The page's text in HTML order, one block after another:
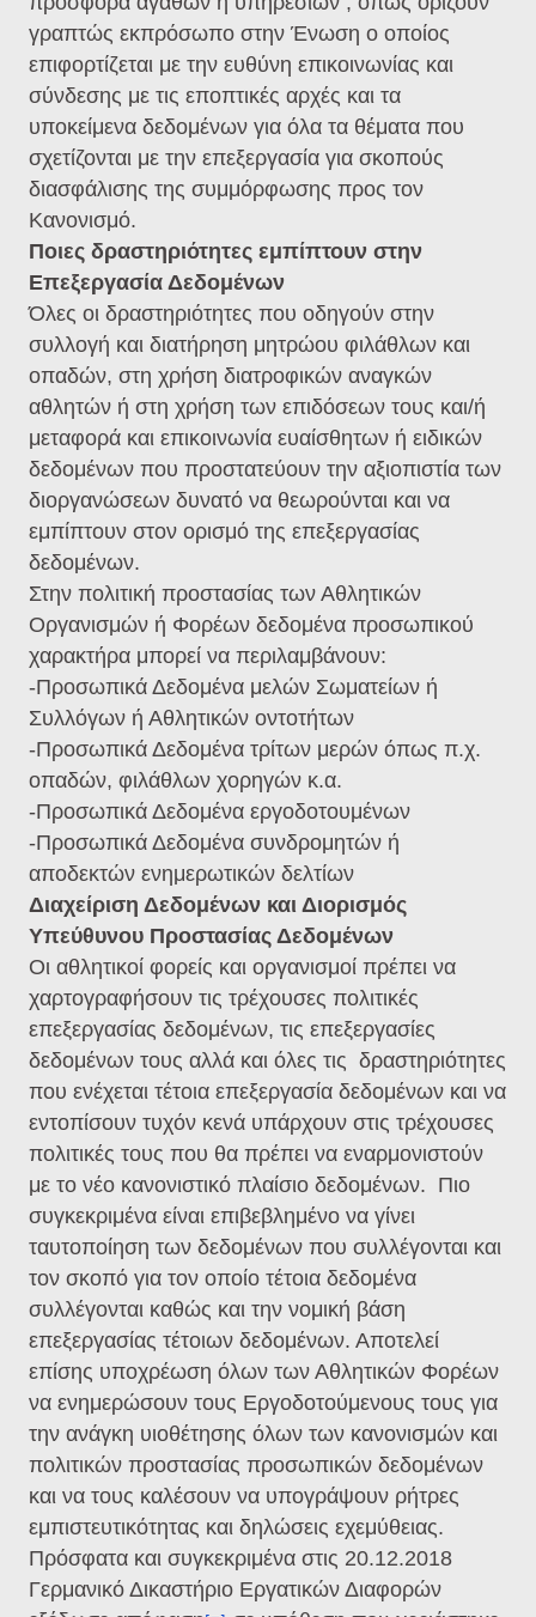
γραπτώς εκπρόσωπο στην Ένωση ο οποίος
επιφορτίζεται με την ευθύνη επικοινωνίας και
σύνδεσης με τις εποπτικές αρχές και τα
υποκείμενα δεδομένων για όλα τα θέματα που
σχετίζονται με την επεξεργασία για σκοπούς
διασφάλισης της συμμόρφωσης προς τον
Κανονισμό.
Ποιες δραστηριότητες εμπίπτουν στην
Επεξεργασία Δεδομένων
Όλες οι δραστηριότητες που οδηγούν στην
συλλογή και διατήρηση μητρώου φιλάθλων και
οπαδών, στη χρήση διατροφικών αναγκών
αθλητών ή στη χρήση των επιδόσεων τους και/ή
μεταφορά και επικοινωνία ευαίσθητων ή ειδικών
δεδομένων που προστατεύουν την αξιοπιστία των
διοργανώσεων δυνατό να θεωρούνται και να
εμπίπτουν στον ορισμό της επεξεργασίας
δεδομένων.
Στην πολιτική προστασίας των Αθλητικών
Οργανισμών ή Φορέων δεδομένα προσωπικού
χαρακτήρα μπορεί να περιλαμβάνουν:
-Προσωπικά Δεδομένα μελών Σωματείων ή
Συλλόγων ή Αθλητικών οντοτήτων
-Προσωπικά Δεδομένα τρίτων μερών όπως π.χ.
οπαδών, φιλάθλων χορηγών κ.α.
-Προσωπικά Δεδομένα εργοδοτουμένων
-Προσωπικά Δεδομένα συνδρομητών ή
αποδεκτών ενημερωτικών δελτίων
Διαχείριση Δεδομένων και Διορισμός
Υπεύθυνου Προστασίας Δεδομένων
Οι αθλητικοί φορείς και οργανισμοί πρέπει να
χαρτογραφήσουν τις τρέχουσες πολιτικές
επεξεργασίας δεδομένων, τις επεξεργασίες
δεδομένων τους αλλά και όλες τις δραστηριότητες
που ενέχεται τέτοια επεξεργασία δεδομένων και να
εντοπίσουν τυχόν κενά υπάρχουν στις τρέχουσες
πολιτικές τους που θα πρέπει να εναρμονιστούν
με το νέο κανονιστικό πλαίσιο δεδομένων. Πιο
συγκεκριμένα είναι επιβεβλημένο να γίνει
ταυτοποίηση των δεδομένων που συλλέγονται και
τον σκοπό για τον οποίο τέτοια δεδομένα
συλλέγονται καθώς και την νομική βάση
επεξεργασίας τέτοιων δεδομένων. Αποτελεί
επίσης υποχρέωση όλων των Αθλητικών Φορέων
να ενημερώσουν τους Εργοδοτούμενους τους για
την ανάγκη υιοθέτησης όλων των κανονισμών και
πολιτικών προστασίας προσωπικών δεδομένων
και να τους καλέσουν να υπογράψουν ρήτρες
εμπιστευτικότητας και δηλώσεις εχεμύθειας.
Πρόσφατα και συγκεκριμένα στις 20.12.2018
Γερμανικό Δικαστήριο Εργατικών Διαφορών